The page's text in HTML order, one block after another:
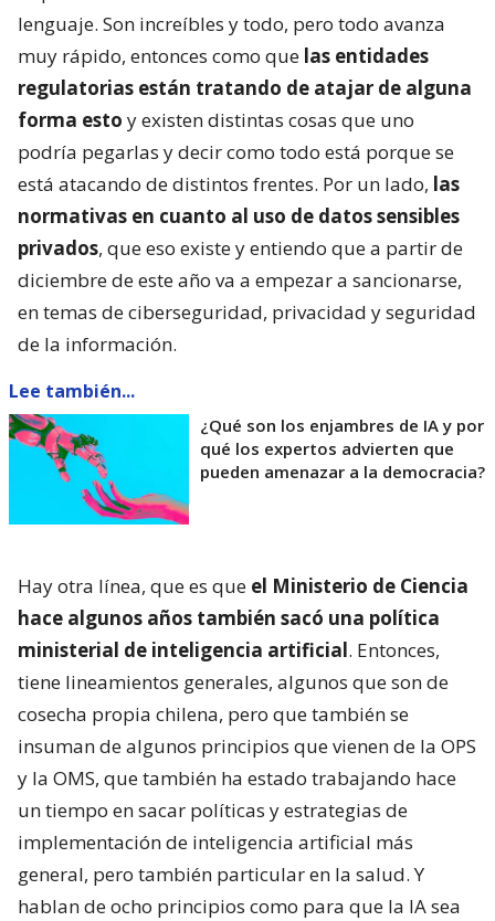
lenguaje. Son increíbles y todo, pero todo avanza
muy rápido, entonces como que las entidades
regulatorias están tratando de atajar de alguna
forma esto y existen distintas cosas que uno
podría pegarlas y decir como todo está porque se
está atacando de distintos frentes. Por un lado, las
normativas en cuanto al uso de datos sensibles
privados, que eso existe y entiendo que a partir de
diciembre de este año va a empezar a sancionarse,
en temas de ciberseguridad, privacidad y seguridad
de la información.
Lee también...
¿Qué son los enjambres de IA y por
qué los expertos advierten que
pueden amenazar a la democracia?
Hay otra línea, que es que el Ministerio de Ciencia
hace algunos años también sacó una política
ministerial de inteligencia artificial. Entonces,
tiene lineamientos generales, algunos que son de
cosecha propia chilena, pero que también se
insuman de algunos principios que vienen de la OPS
y la OMS, que también ha estado trabajando hace
un tiempo en sacar políticas y estrategias de
implementación de inteligencia artificial más
general, pero también particular en la salud. Y
hablan de ocho principios como para que la IA sea